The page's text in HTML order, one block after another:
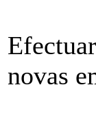
novas